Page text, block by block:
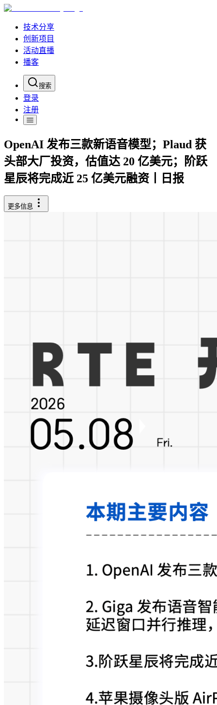
技术分享
创新项目
活动直播
播客
搜索
登录
注册
OpenAI 发布三款新语音模型；Plaud 获
头部大厂投资，估值达 20 亿美元；阶跃
星辰将完成近 25 亿美元融资丨日报
更多信息